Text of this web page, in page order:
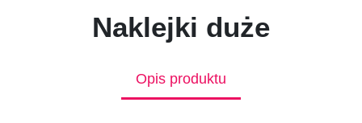
Naklejki duże
Opis produktu